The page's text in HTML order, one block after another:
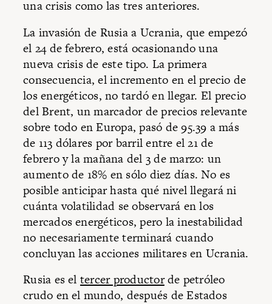
una crisis como las tres anteriores.
La invasión de Rusia a Ucrania, que empezó
el 24 de febrero, está ocasionando una
nueva crisis de este tipo. La primera
consecuencia, el incremento en el precio de
los energéticos, no tardó en llegar. El precio
del Brent, un marcador de precios relevante
sobre todo en Europa, pasó de 95.39 a más
de 113 dólares por barril entre el 21 de
febrero y la mañana del 3 de marzo: un
aumento de 18% en sólo diez días. No es
posible anticipar hasta qué nivel llegará ni
cuánta volatilidad se observará en los
mercados energéticos, pero la inestabilidad
no necesariamente terminará cuando
concluyan las acciones militares en Ucrania.
Rusia es el tercer productorde petróleo
crudo en el mundo, después de Estados